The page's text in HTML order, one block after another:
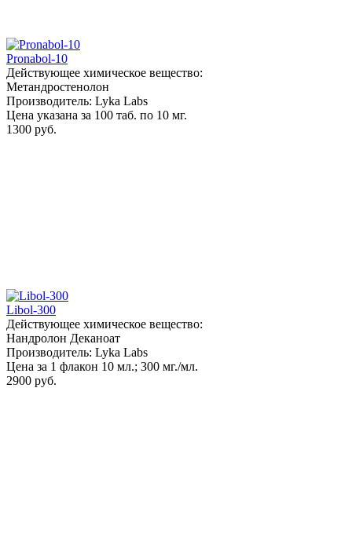
Pronabol-10
Действующее химическое вещество:
Метандростенолон
Производитель: Lyka Labs
Цена указана за 100 таб. по 10 мг.
1300 руб.
Libol-300
Действующее химическое вещество:
Нандролон Деканоат
Производитель: Lyka Labs
Цена за 1 флакон 10 мл.; 300 мг./мл.
2900 руб.